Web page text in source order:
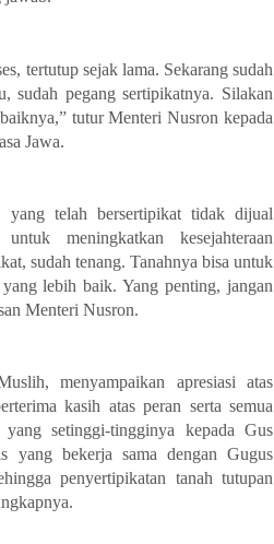
tertutup sejak lama. Sekarang sudah
sudah pegang sertipikatnya. Silakan
tutur Menteri Nusron kepada
Jawa.
telah bersertipikat tidak dijual
meningkatkan kesejahteraan
sudah tenang. Tanahnya bisa untuk
lebih baik. Yang penting, jangan
Menteri Nusron.
menyampaikan apresiasi atas
kasih atas peran serta semua
setinggi-tingginya kepada Gus
yang bekerja sama dengan Gugus
penyertipikatan tanah tutupan